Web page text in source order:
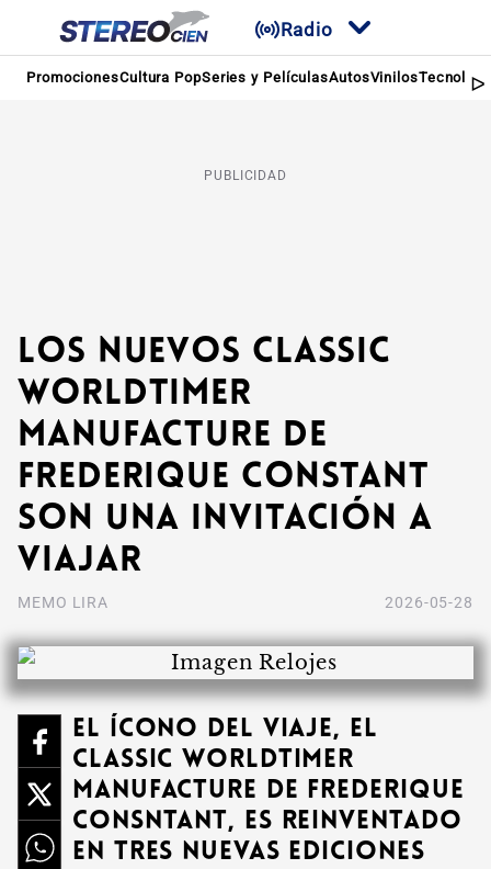
Radio
PromocionesCultura PopSeries y PelículasAutosVinilos
PUBLICIDAD
Los nuevos Classic
Worldtimer
Manufacture de
Frederique Constant
son una invitación a
viajar
MEMO LIRA 2026-05-28
El ícono del viaje, el
Classic Worldtimer
Manufacture de Frederique
Consntant, es reinventado
en tres nuevas ediciones